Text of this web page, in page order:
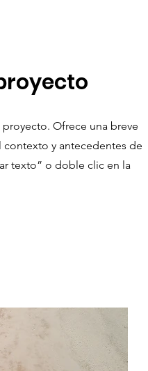
Ofrece una breve
y antecedentes de
texto” o doble clic en la